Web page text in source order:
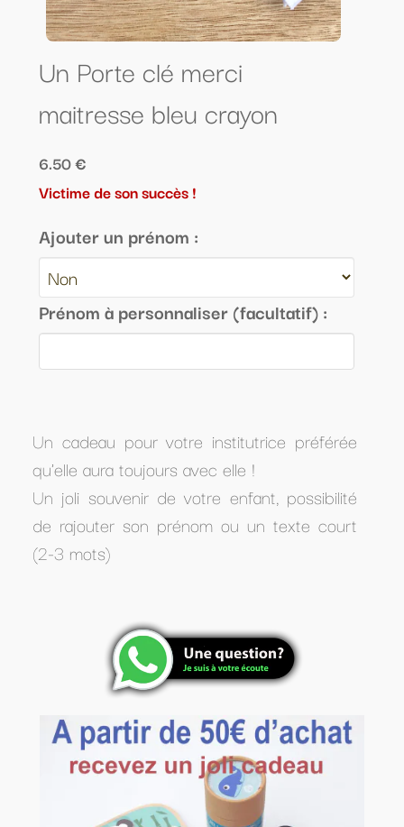
Un Porte clé merci
maitresse bleu crayon
6.50 €
Victime de son succès !
Ajouter un prénom :
Prénom à personnaliser (facultatif) :
Un cadeau pour votre institutrice préférée
qu'elle aura toujours avec elle !
Un joli souvenir de votre enfant, possibilité
de rajouter son prénom ou un texte court
(2-3 mots)